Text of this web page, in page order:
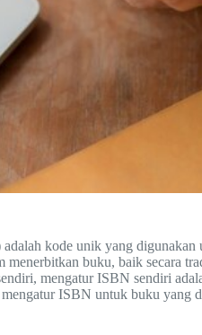
kode unik yang digunakan
buku, baik secara
mengatur ISBN sendiri
ISBN untuk buku yang